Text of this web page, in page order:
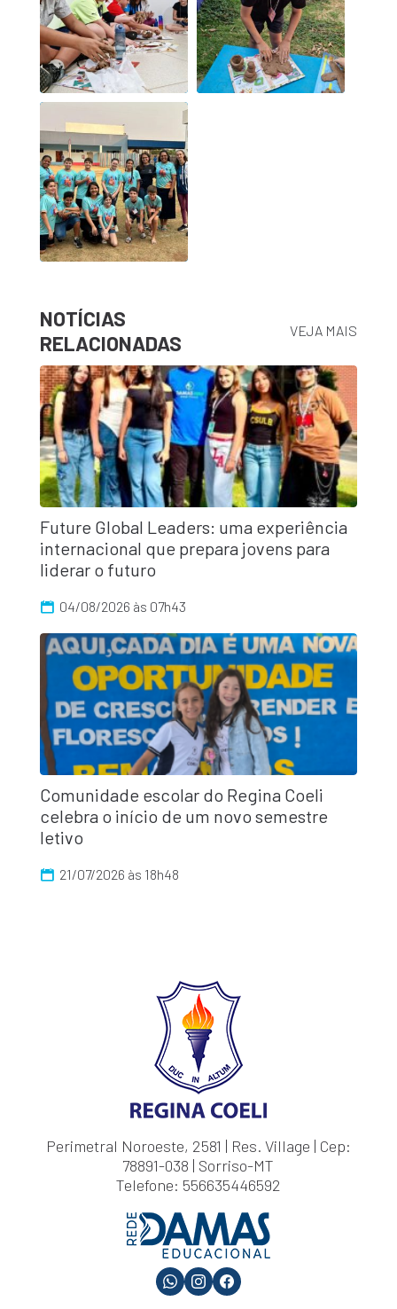
NOTÍCIAS
RELACIONADAS
VEJA MAIS
Future Global Leaders: uma experiência
internacional que prepara jovens para
liderar o futuro
04/08/2026 às 07h43
Comunidade escolar do Regina Coeli
celebra o início de um novo semestre
letivo
21/07/2026 às 18h48
Perimetral Noroeste, 2581 | Res. Village | Cep:
78891-038 | Sorriso-MT
Telefone: 556635446592